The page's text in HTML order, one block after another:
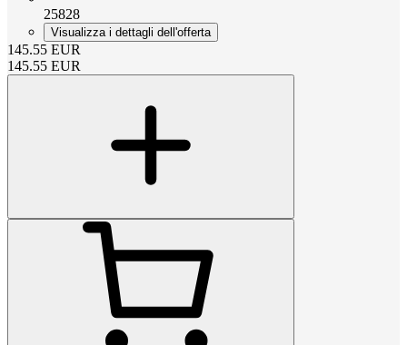
25828
Visualizza i dettagli dell'offerta
145.55 EUR
145.55 EUR